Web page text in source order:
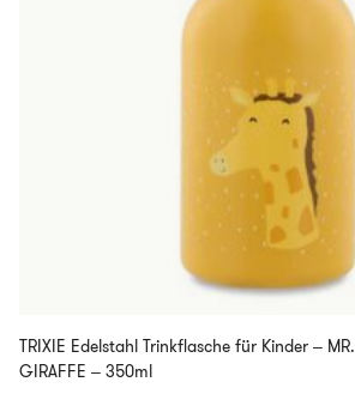
TRIXIE Edelstahl Trinkflasche für Kinder – MR.
GIRAFFE – 350ml